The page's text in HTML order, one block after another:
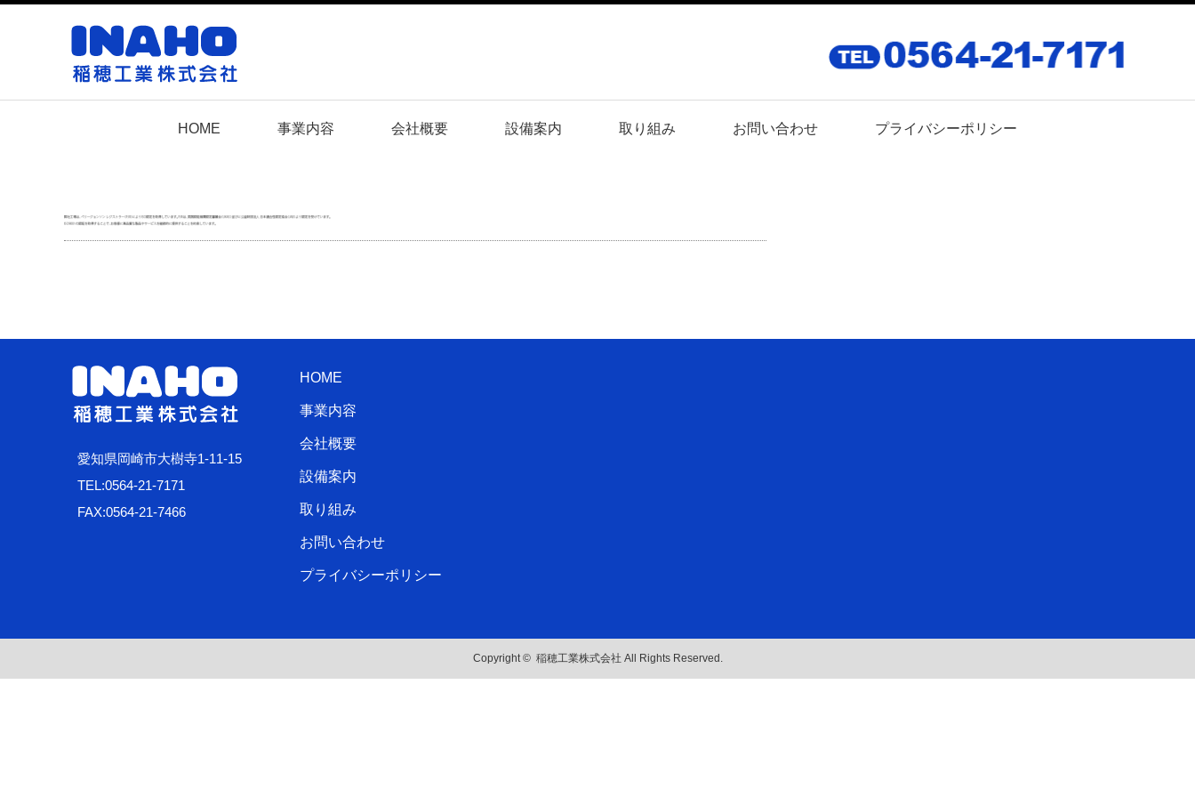
HOME 事業内容 会社概要 設備案内 取り組み お問い合わせ プライバシーポリシー
HOME
事業内容
会社概要
設備案内
取り組み
お問い合わせ
プライバシーポリシー
愛知県岡崎市大樹寺1-11-15
TEL:0564-21-7171
FAX:0564-21-7466
Copyright © 稲穂工業株式会社 All Rights Reserved.